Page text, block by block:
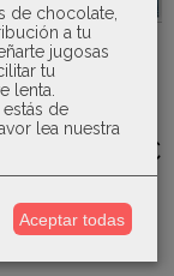
-
Canada
House -
14,70 €
21,00 €
de chocolate,
a tu
jugosas
tu
lenta.
de
lea nuestra
Aceptar todas